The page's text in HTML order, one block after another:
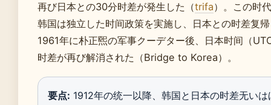
再び日本との30分时差が発生した（trifa）。この时
韩国は独立した时间政策を実施し、日本との时差复
1961年に朴正煕の军事クーデター後、日本时间（
时差が再び解消された（Bridge to Korea）。
要点: 1912年の统一以降、韩国と日本の时差无い